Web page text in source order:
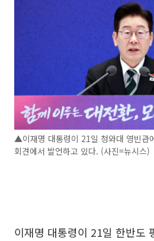
▲이재명 대통령이 21일 청와대 영빈관
회견에서 발언하고 있다. (사진=뉴시스)
이재명 대통령이 21일 한반도